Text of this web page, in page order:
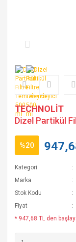
TECHNOLİT
Dizel Partikül
%20
Kategori
Marka
Stok Kodu
Fiyat
* 947,68 TL den